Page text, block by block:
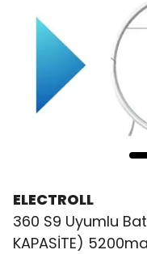
ELECTROLL
360 S9 Uyumlu
KAPASİTE)